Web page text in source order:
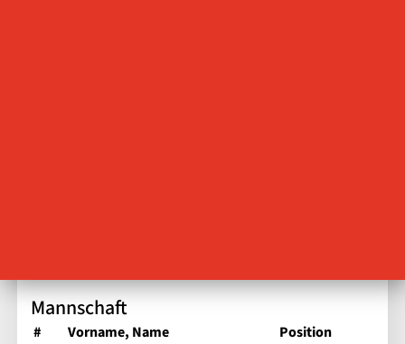
Mannschaft
# Vorname, Name
Position